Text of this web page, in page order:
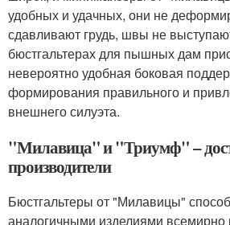
удобных и удачных, они не
сдавливают грудь, швы не
бюстгальтерах для пышных дам
невероятно удобная боковая
формирования правильного и
внешнего силуэта.
"Милавица" и "Триумф" –
производители
Бюстгальтеры от "Милавицы"
аналогичными изделиями всемирно